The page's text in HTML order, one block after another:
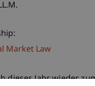
Market Law
dieses Jahr wieder